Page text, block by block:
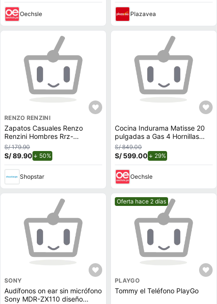
Oechsle Plazavea
RENZO RENZINI
Zapatos Casuales Renzo
Renzini Hombres Rrz-
De00002
S/ 179.90
S/ 89.90 50%
Shopstar
Cocina Indurama Matisse 20
pulgadas a Gas 4 Hornillas
Acabado Croma
S/ 849.00
S/ 599.00 29%
Oechsle
SONY
Audífonos on ear sin micrófono
Sony MDR-ZX110 diseño
Mejor precio.
Oferta hace 2 días
PLAYGO
Tommy el Teléfono PlayGo